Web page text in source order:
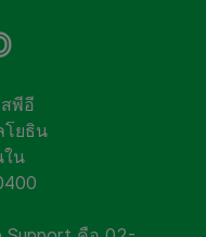
พีอี
ยธิน
ใน